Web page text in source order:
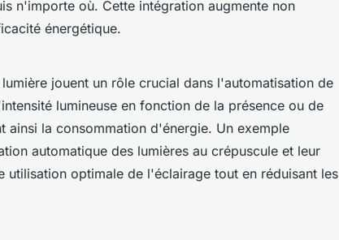
n'importe où. Cette intégration augmente non
énergétique.
jouent un rôle crucial dans l'automatisation de
lumineuse en fonction de la présence ou de
ainsi la consommation d'énergie. Un exemple
automatique des lumières au crépuscule et leur
utilisation optimale de l'éclairage tout en réduisant les